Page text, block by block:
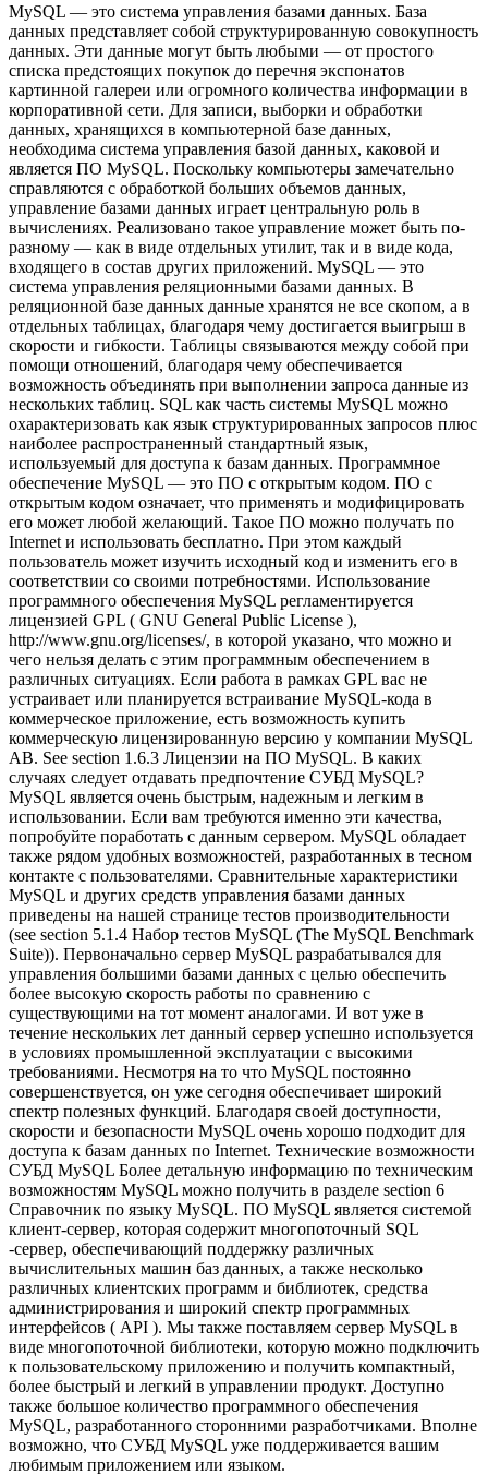
MySQL — это система управления базами данных. База
данных представляет собой структурированную совокупность
данных. Эти данные могут быть любыми — от простого
списка предстоящих покупок до перечня экспонатов
картинной галереи или огромного количества информации в
корпоративной сети. Для записи, выборки и обработки
данных, хранящихся в компьютерной базе данных,
необходима система управления базой данных, каковой и
является ПО MySQL. Поскольку компьютеры замечательно
справляются с обработкой больших объемов данных,
управление базами данных играет центральную роль в
вычислениях. Реализовано такое управление может быть по-
разному — как в виде отдельных утилит, так и в виде кода,
входящего в состав других приложений. MySQL — это
система управления реляционными базами данных. В
реляционной базе данных данные хранятся не все скопом, а в
отдельных таблицах, благодаря чему достигается выигрыш в
скорости и гибкости. Таблицы связываются между собой при
помощи отношений, благодаря чему обеспечивается
возможность объединять при выполнении запроса данные из
нескольких таблиц. SQL как часть системы MySQL можно
охарактеризовать как язык структурированных запросов плюс
наиболее распространенный стандартный язык,
используемый для доступа к базам данных. Программное
обеспечение MySQL — это ПО с открытым кодом. ПО с
открытым кодом означает, что применять и модифицировать
его может любой желающий. Такое ПО можно получать по
Internet и использовать бесплатно. При этом каждый
пользователь может изучить исходный код и изменить его в
соответствии со своими потребностями. Использование
программного обеспечения MySQL регламентируется
лицензией GPL ( GNU General Public License ),
http://www.gnu.org/licenses/, в которой указано, что можно и
чего нельзя делать с этим программным обеспечением в
различных ситуациях. Если работа в рамках GPL вас не
устраивает или планируется встраивание MySQL-кода в
коммерческое приложение, есть возможность купить
коммерческую лицензированную версию у компании MySQL
AB. See section 1.6.3 Лицензии на ПО MySQL. В каких
случаях следует отдавать предпочтение СУБД MySQL?
MySQL является очень быстрым, надежным и легким в
использовании. Если вам требуются именно эти качества,
попробуйте поработать с данным сервером. MySQL обладает
также рядом удобных возможностей, разработанных в тесном
контакте с пользователями. Сравнительные характеристики
MySQL и других средств управления базами данных
приведены на нашей странице тестов производительности
(see section 5.1.4 Набор тестов MySQL (The MySQL Benchmark
Suite)). Первоначально сервер MySQL разрабатывался для
управления большими базами данных с целью обеспечить
более высокую скорость работы по сравнению с
существующими на тот момент аналогами. И вот уже в
течение нескольких лет данный сервер успешно используется
в условиях промышленной эксплуатации с высокими
требованиями. Несмотря на то что MySQL постоянно
совершенствуется, он уже сегодня обеспечивает широкий
спектр полезных функций. Благодаря своей доступности,
скорости и безопасности MySQL очень хорошо подходит для
доступа к базам данных по Internet. Технические возможности
СУБД MySQL Более детальную информацию по техническим
возможностям MySQL можно получить в разделе section 6
Справочник по языку MySQL. ПО MySQL является системой
клиент-сервер, которая содержит многопоточный SQL
-сервер, обеспечивающий поддержку различных
вычислительных машин баз данных, а также несколько
различных клиентских программ и библиотек, средства
администрирования и широкий спектр программных
интерфейсов ( API ). Мы также поставляем сервер MySQL в
виде многопоточной библиотеки, которую можно подключить
к пользовательскому приложению и получить компактный,
более быстрый и легкий в управлении продукт. Доступно
также большое количество программного обеспечения
MySQL, разработанного сторонними разработчиками. Вполне
возможно, что СУБД MySQL уже поддерживается вашим
любимым приложением или языком.